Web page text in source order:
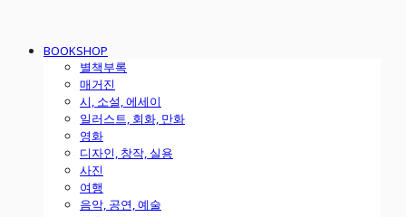
BOOKSHOP
별책부록
매거진
시, 소설, 에세이
일러스트, 회화, 만화
영화
디자인, 창작, 실용
사진
여행
음악, 공연, 예술